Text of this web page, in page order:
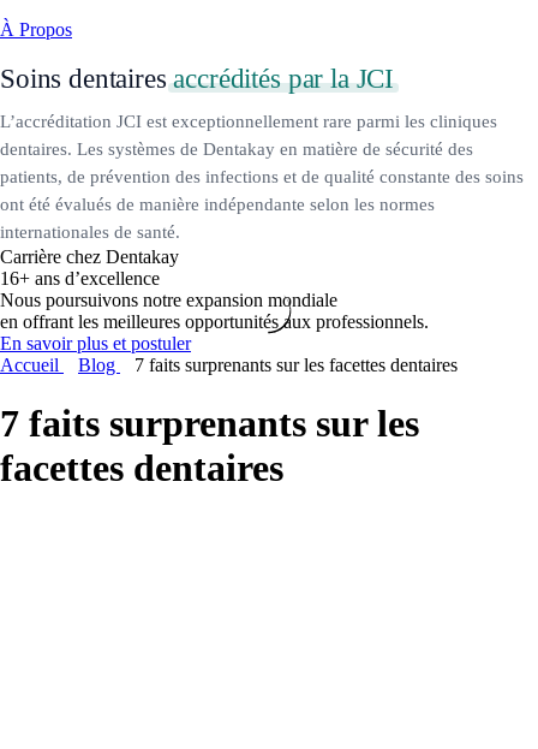
À Propos
Soins dentairesaccrédités par la JCI
L’accréditation JCI est exceptionnellement rare parmi les cliniques
dentaires. Les systèmes de Dentakay en matière de sécurité des
patients, de prévention des infections et de qualité constante des soins
ont été évalués de manière indépendante selon les normes
internationales de santé.
Carrière chez Dentakay
16+ ans d’excellence
Nous poursuivons notre expansion mondiale
en offrant les meilleures opportunités aux professionnels.
En savoir plus et postuler
Accueil
Blog 7 faits surprenants sur les facettes dentaires
7 faits surprenants sur les
facettes dentaires